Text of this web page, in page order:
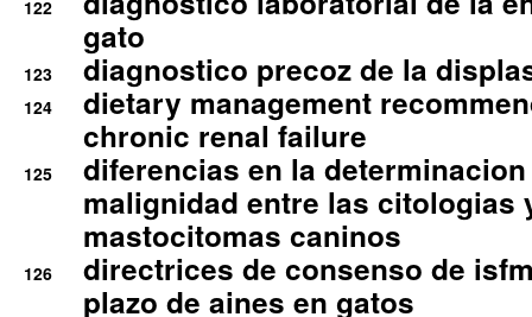
122
gato
123 diagnostico precoz de la
124
dietary management
chronic renal failure
125
diferencias en la
malignidad entre las citologias
mastocitomas caninos
126
directrices de consenso de
plazo de aines en gatos